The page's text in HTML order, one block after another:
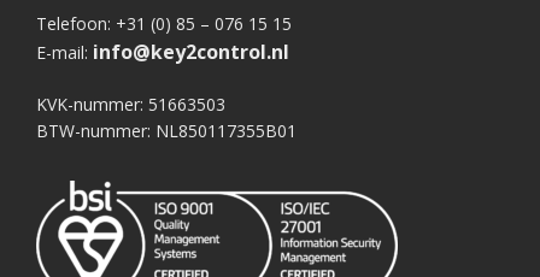
Telefoon: +31 (0) 85 – 076 15 15
E-mail: info@key2control.nl
KVK-nummer: 51663503
BTW-nummer: NL850117355B01